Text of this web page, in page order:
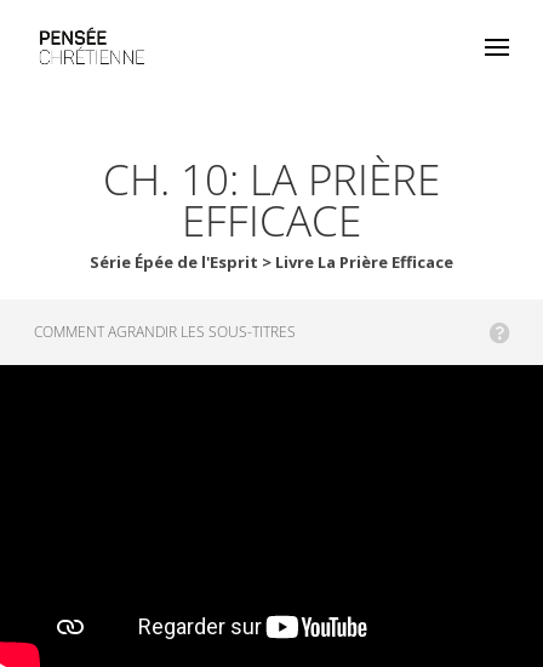
CH. 10: LA PRIÈRE
EFFICACE
Série Épée de l'Esprit > Livre La Prière Efficace
COMMENT AGRANDIR LES SOUS-TITRES